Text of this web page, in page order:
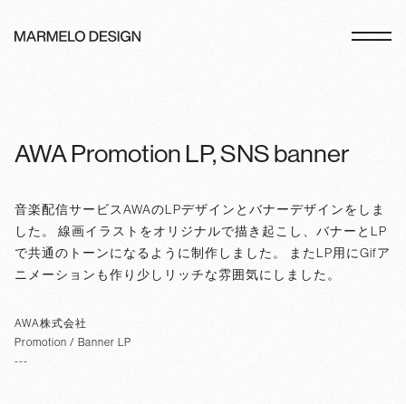
AWA Promotion LP, SNS banner
音楽配信サービスAWAのLPデザインとバナーデザインをしま
した。 線画イラストをオリジナルで描き起こし、バナーとLP
で共通のトーンになるように制作しました。 またLP用にGifア
ニメーションも作り少しリッチな雰囲気にしました。
AWA株式会社
Promotion / Banner LP
---